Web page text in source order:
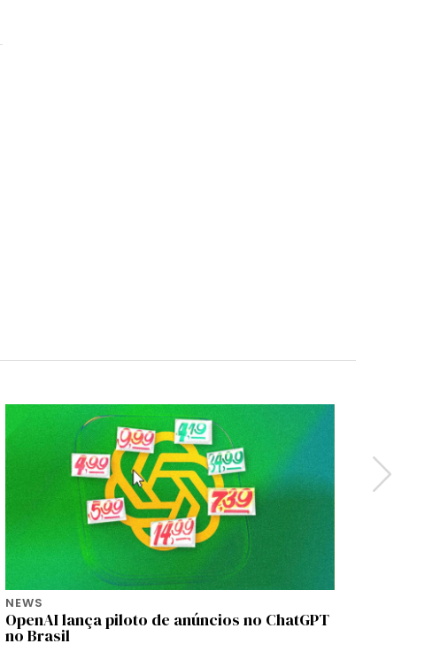
NEWS
OpenAI lança piloto de anúncios no ChatGPT
no Brasil